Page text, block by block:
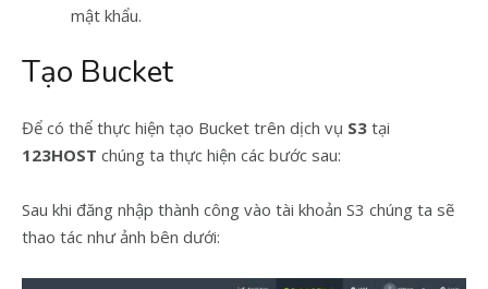
mật khẩu.
Tạo Bucket
Để có thể thực hiện tạo Bucket trên dịch vụ S3 tại
123HOST chúng ta thực hiện các bước sau:
Sau khi đăng nhập thành công vào tài khoản S3 chúng ta sẽ
thao tác như ảnh bên dưới: